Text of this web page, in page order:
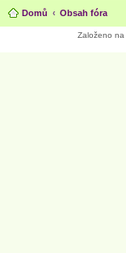
Domů Obsah fóra
Založeno na